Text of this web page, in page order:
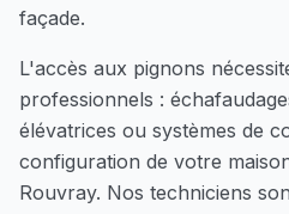
façade.
L'accès aux pignons
professionnels :
élévatrices ou systèmes de
configuration de votre
Rouvray. Nos techniciens